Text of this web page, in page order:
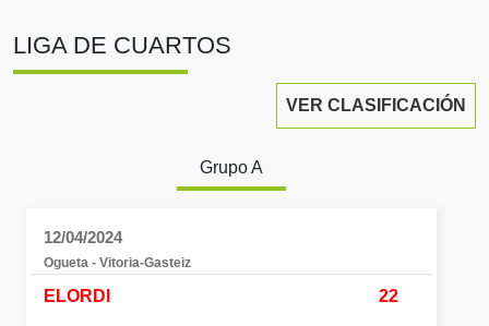
LIGA DE CUARTOS
VER CLASIFICACIÓN
Grupo A
12/04/2024
Ogueta - Vitoria-Gasteiz
ELORDI 22